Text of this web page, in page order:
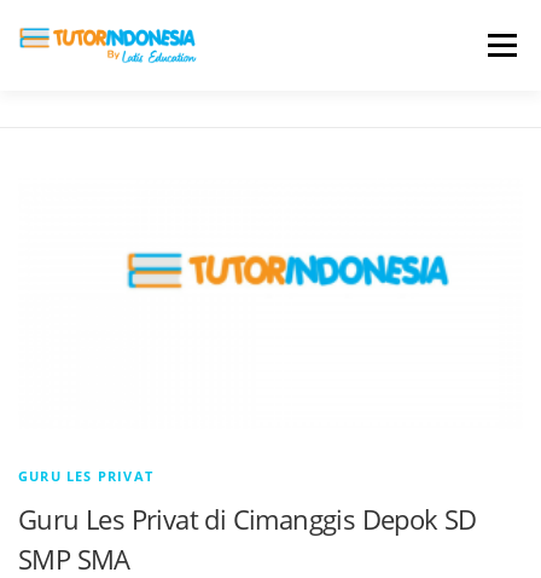
Menu
GURU LES PRIVAT
Guru Les Privat di Cimanggis Depok SD
SMP SMA